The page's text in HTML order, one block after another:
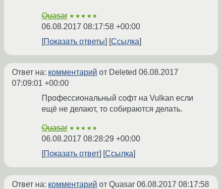
Quasar ★★★★★
06.08.2017 08:17:58 +00:00
Показать ответы
Ссылка
Ответ на: комментарий от Deleted 06.08.2017
07:09:01 +00:00
Профессиональный софт на Vulkan если
ещё не делают, то собираются делать.
Quasar ★★★★★
06.08.2017 08:28:29 +00:00
Показать ответ
Ссылка
Ответ на: комментарий от Quasar 06.08.2017 08:17:58